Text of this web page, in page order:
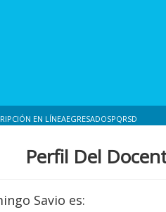
EN LÍNEAEGRESADOSPQRSD
Perfil Del
Savio es: